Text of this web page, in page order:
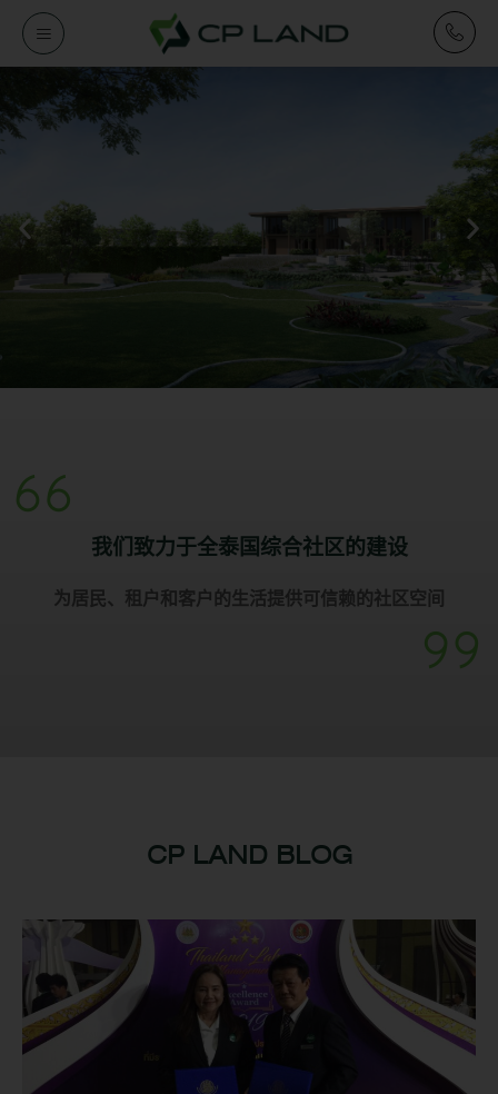
CP LAND RESIDENTIAL
我们致力于全泰国综合社区的建设
为居民、租户和客户的生活提供可信赖的社区空间
CP LAND BLOG